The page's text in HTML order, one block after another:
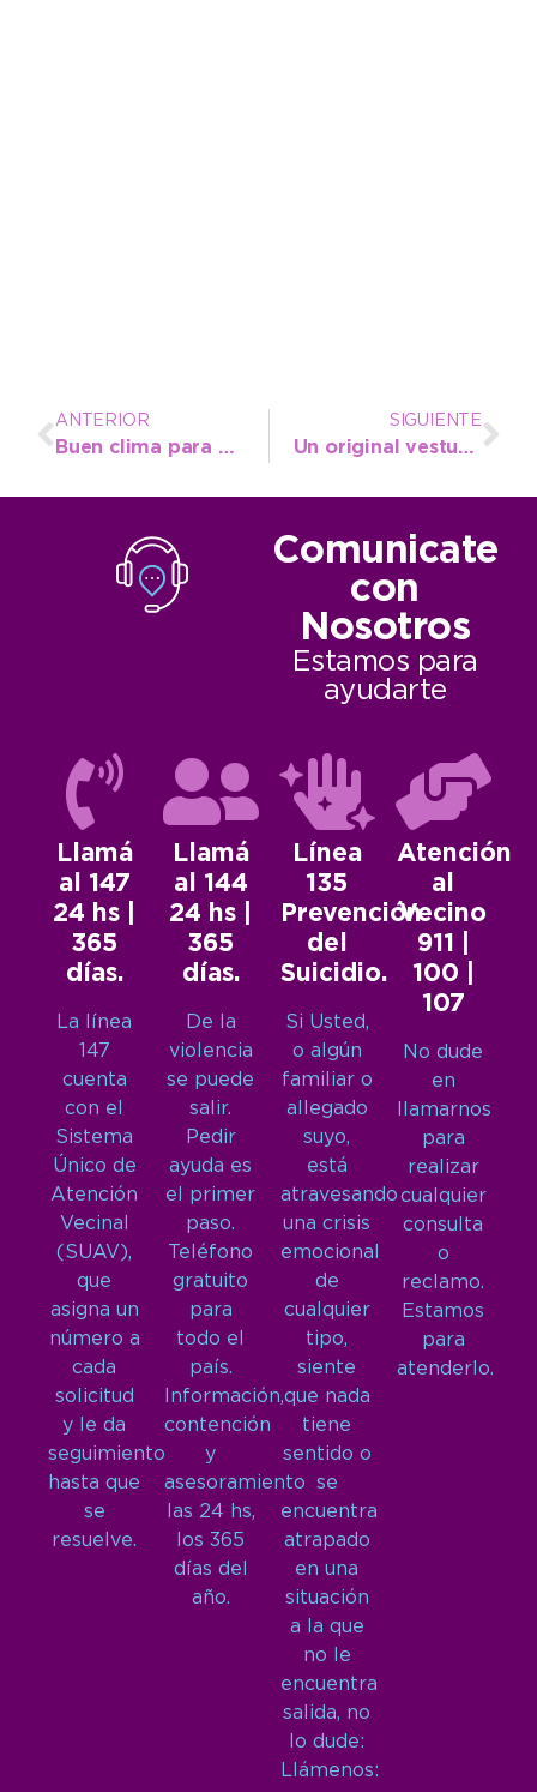
ANTERIOR
Buen clima para despedir el año y recibir el 2018
SIGUIENTE
Un original vestuario se prepara para dar vida al Desfile del Festival Infantil
Comunicate
con
Nosotros
Estamos para
ayudarte
Llamá
al 147
24 hs |
365
días.
La línea
147
cuenta
con el
Sistema
Único de
Atención
Vecinal
(SUAV),
que
asigna un
número a
cada
solicitud
y le da
seguimiento
hasta que
se
resuelve.
Llamá
al 144
24 hs |
365
días.
De la
violencia
se puede
salir.
Pedir
ayuda es
el primer
paso.
Teléfono
gratuito
para
todo el
país.
Información,
contención
y
asesoramiento
las 24 hs,
los 365
días del
año.
Línea
135
Prevención
del
Suicidio.
Si Usted,
o algún
familiar o
allegado
suyo,
está
atravesando
una crisis
emocional
de
cualquier
tipo,
siente
que nada
tiene
sentido o
se
encuentra
atrapado
en una
situación
a la que
no le
encuentra
salida, no
lo dude:
Llámenos:
Atención
al
Vecino
911 |
100 |
107
No dude
en
llamarnos
para
realizar
cualquier
consulta
o
reclamo.
Estamos
para
atenderlo.